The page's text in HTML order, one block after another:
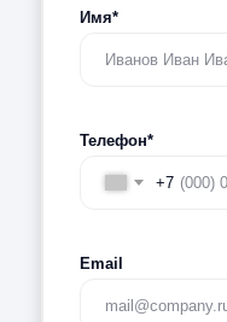
Имя*
Телефон*
+7
Email